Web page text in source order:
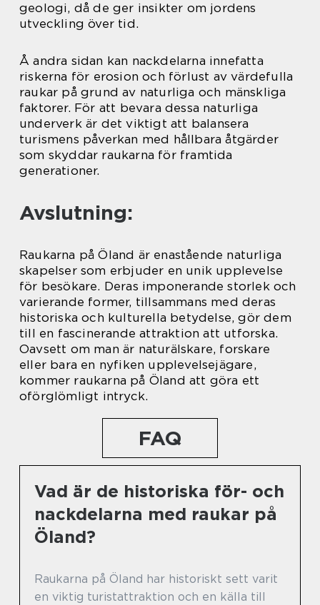
geologi, då de ger insikter om jordens
utveckling över tid.
Å andra sidan kan nackdelarna innefatta
riskerna för erosion och förlust av värdefulla
raukar på grund av naturliga och mänskliga
faktorer. För att bevara dessa naturliga
underverk är det viktigt att balansera
turismens påverkan med hållbara åtgärder
som skyddar raukarna för framtida
generationer.
Avslutning:
Raukarna på Öland är enastående naturliga
skapelser som erbjuder en unik upplevelse
för besökare. Deras imponerande storlek och
varierande former, tillsammans med deras
historiska och kulturella betydelse, gör dem
till en fascinerande attraktion att utforska.
Oavsett om man är naturälskare, forskare
eller bara en nyfiken upplevelsejägare,
kommer raukarna på Öland att göra ett
oförglömligt intryck.
FAQ
Vad är de historiska för- och
nackdelarna med raukar på
Öland?
Raukarna på Öland har historiskt sett varit
en viktig turistattraktion och en källa till